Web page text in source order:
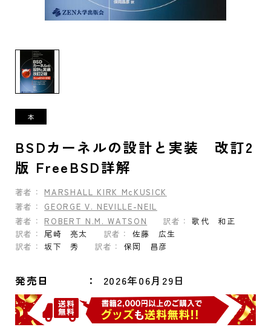
BSDカーネルの設計と実装 改訂2
版 FreeBSD詳解
著者：
MARSHALL KIRK McKUSICK
著者：
GEORGE V. NEVILLE-NEIL
著者：
ROBERT N.M. WATSON 訳者：
歌代 和正
訳者： 尾崎 亮太 訳者：
佐藤 広生
訳者： 坂下 秀 訳者： 保岡 昌彦
発売日 2026年06月29日